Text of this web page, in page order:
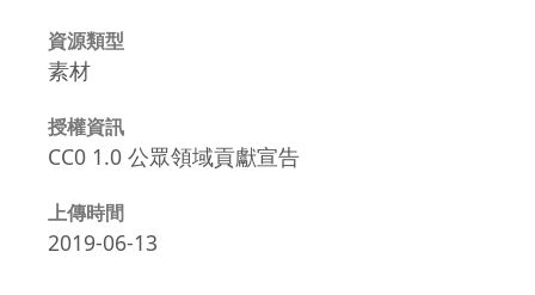
資源類型
素材
授權資訊
CC0 1.0 公眾領域貢獻宣告
上傳時間
2019-06-13